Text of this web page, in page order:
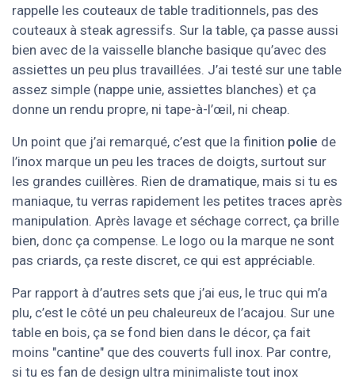
rappelle les couteaux de table traditionnels, pas des
couteaux à steak agressifs. Sur la table, ça passe aussi
bien avec de la vaisselle blanche basique qu’avec des
assiettes un peu plus travaillées. J’ai testé sur une table
assez simple (nappe unie, assiettes blanches) et ça
donne un rendu propre, ni tape-à-l’œil, ni cheap.
Un point que j’ai remarqué, c’est que la finition polie de
l’inox marque un peu les traces de doigts, surtout sur
les grandes cuillères. Rien de dramatique, mais si tu es
maniaque, tu verras rapidement les petites traces après
manipulation. Après lavage et séchage correct, ça brille
bien, donc ça compense. Le logo ou la marque ne sont
pas criards, ça reste discret, ce qui est appréciable.
Par rapport à d’autres sets que j’ai eus, le truc qui m’a
plu, c’est le côté un peu chaleureux de l’acajou. Sur une
table en bois, ça se fond bien dans le décor, ça fait
moins "cantine" que des couverts full inox. Par contre,
si tu es fan de design ultra minimaliste tout inox